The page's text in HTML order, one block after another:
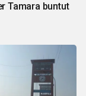
Tamara buntut